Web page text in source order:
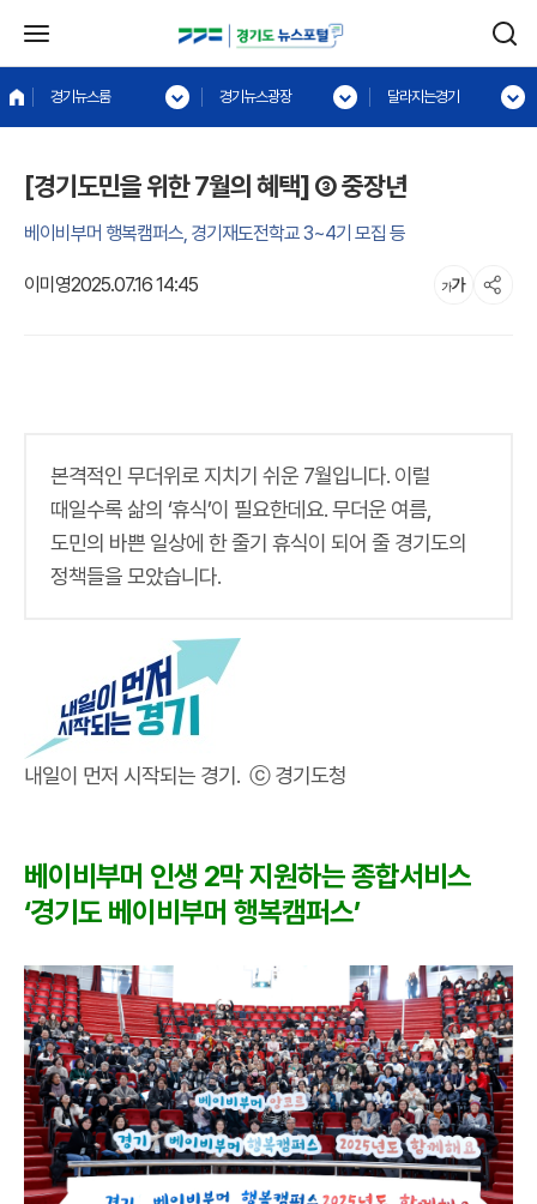
경기뉴스룸 경기뉴스광장 달라지는경기
[경기도민을 위한 7월의 혜택] ③ 중장년
베이비부머 행복캠퍼스, 경기재도전학교 3~4기 모집 등
이미영2025.07.16 14:45
본격적인 무더위로 지치기 쉬운 7월입니다. 이럴
때일수록 삶의 ‘휴식’이 필요한데요. 무더운 여름,
도민의 바쁜 일상에 한 줄기 휴식이 되어 줄 경기도의
정책들을 모았습니다.
내일이 먼저 시작되는 경기. ⓒ 경기도청
베이비부머 인생 2막 지원하는 종합서비스
‘경기도 베이비부머 행복캠퍼스’